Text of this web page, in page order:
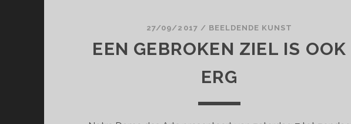
27/09/2017 / BEELDENDE KUNST
EEN GEBROKEN ZIEL IS OOK
ERG